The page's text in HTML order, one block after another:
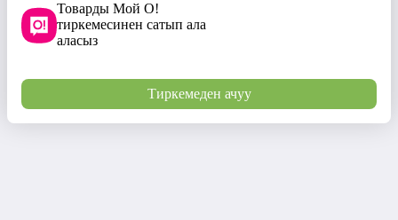
Товарды Мой О!
тиркемесинен сатып ала
аласыз
Тиркемеден ачуу